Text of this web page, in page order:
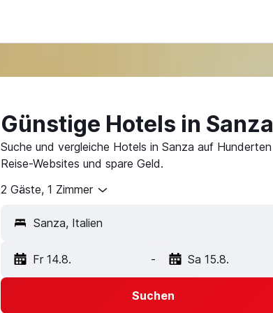
Günstige Hotels in Sanza
Suche und vergleiche Hotels in Sanza auf Hunderten
Reise-Websites und spare Geld.
2 Gäste, 1 Zimmer
Sanza, Italien
Fr 14.8. - Sa 15.8.
Suchen